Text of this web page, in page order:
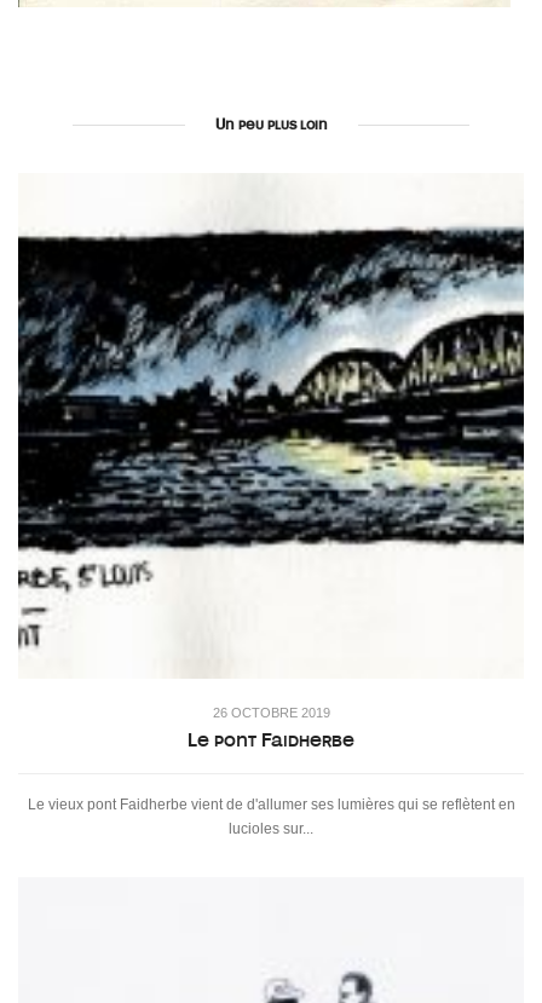
Un peu plus loin
26 OCTOBRE 2019
Le pont Faidherbe
Le vieux pont Faidherbe vient de d'allumer ses lumières qui se reflètent en
lucioles sur...